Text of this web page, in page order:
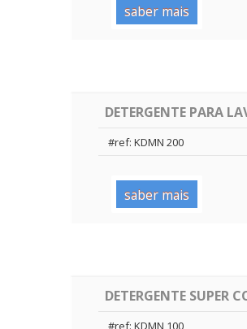
saber mais
DETERGENTE PARA
#ref: KDMN 200
saber mais
DETERGENTE SUPER
#ref: KDMN 100